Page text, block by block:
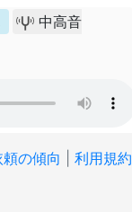
中高音
頼の傾向 利用規約